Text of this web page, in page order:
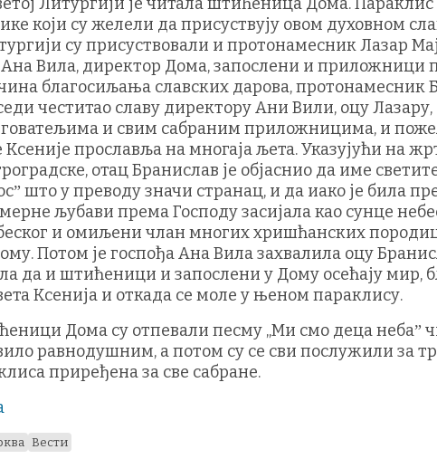
који су желели да присуствују овом духовном
су присуствовали и протонамесник Лазар
Вила, директор Дома, запослени и приложници
благосиљања славских дарова, протонамесник
честитао славу директору Ани Вили, оцу Лазару,
и свим сабраним приложницима, и
прославља на многаја љета. Указујући на
отац Бранислав је објаснио да име
што у преводу значи странац, и да иако је била
љубави према Господу засијала као сунце
и омиљени члан многих хришћанских
Потом је госпођа Ана Вила захвалила оцу
да и штићеници и запослени у Дому осећају мир,
Ксенија и откада се моле у њеном параклису.
Дома су отпевали песму „Ми смо деца небаˮ
равнодушним, а потом су се сви послужили за
приређена за све сабране.
Вести